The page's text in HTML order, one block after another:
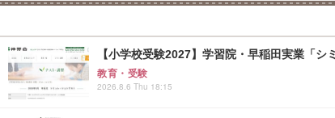
【小学校受験2027】学習院・早稲田実業「シ
教育・受験
2026.8.6 Thu 18:15